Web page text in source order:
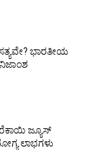
ಭಾರತೀಯ
ಜ್ಯೂಸ್
ಲಾಭಗಳು